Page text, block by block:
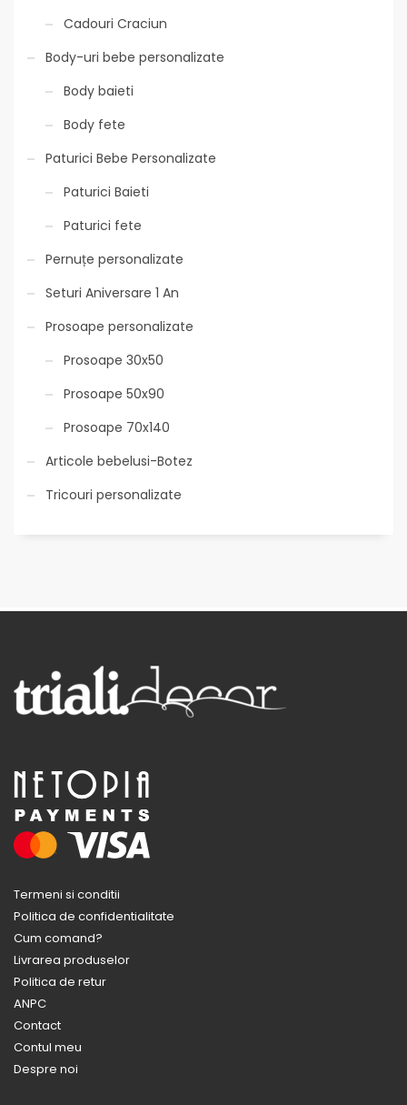
Cadouri Craciun
Body-uri bebe personalizate
Body baieti
Body fete
Paturici Bebe Personalizate
Paturici Baieti
Paturici fete
Pernuțe personalizate
Seturi Aniversare 1 An
Prosoape personalizate
Prosoape 30x50
Prosoape 50x90
Prosoape 70x140
Articole bebelusi-Botez
Tricouri personalizate
Termeni si conditii
Politica de confidentialitate
Cum comand?
Livrarea produselor
Politica de retur
ANPC
Contact
Contul meu
Despre noi